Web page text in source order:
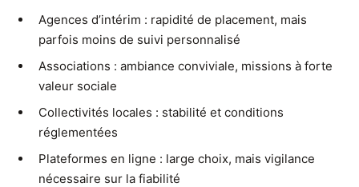
Agences d’intérim : rapidité de placement, mais
parfois moins de suivi personnalisé
Associations : ambiance conviviale, missions à forte
valeur sociale
Collectivités locales : stabilité et conditions
réglementées
Plateformes en ligne : large choix, mais vigilance
nécessaire sur la fiabilité